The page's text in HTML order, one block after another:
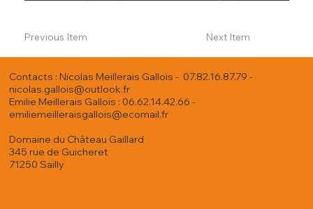
Previous Item Next Item
Contacts : Nicolas Meillerais Gallois - 07.82.16.87.79 -
nicolas.gallois@outlook.fr
Emilie Meillerais Gallois : 06.62.14.42.66 -
emiliemeilleraisgallois@ecomail.fr
Domaine du Château Gaillard
345 rue de Guicheret
71250 Sailly